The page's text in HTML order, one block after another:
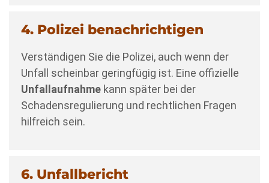
4. Polizei benachrichtigen
Verständigen Sie die Polizei, auch wenn der
Unfall scheinbar geringfügig ist. Eine offizielle
Unfallaufnahme kann später bei der
Schadensregulierung und rechtlichen Fragen
hilfreich sein.
6. Unfallbericht